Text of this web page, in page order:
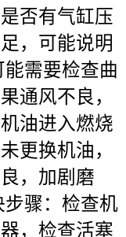
否有气缸压
，可能说明
需要检查曲
通风不良，
油进入燃烧
更换机油，
，加剧磨
骤：检查机
，检查活塞